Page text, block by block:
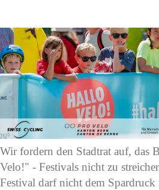
Wir fordern den Stadtrat auf, das
Velo!" - Festivals nicht zu
Festival darf nicht dem